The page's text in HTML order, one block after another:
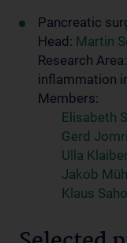
Pancreatic
Head: Martin
Research
inflammation
Members:
Elisabeth
Gerd
Ulla Klaiber
Jakob
Klaus